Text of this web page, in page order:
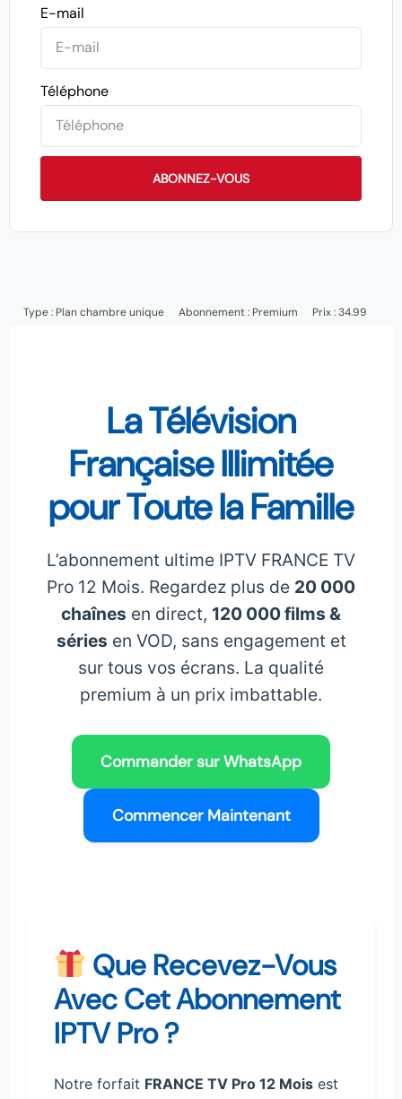
E-mail
Téléphone
ABONNEZ-VOUS
Type : Plan chambre unique Abonnement : Premium Prix : 34.99
La Télévision
Française Illimitée
pour Toute la Famille
L’abonnement ultime IPTV FRANCE TV
Pro 12 Mois. Regardez plus de 20 000
chaînes en direct, 120 000 films &
séries en VOD, sans engagement et
sur tous vos écrans. La qualité
premium à un prix imbattable.
Commander sur WhatsApp
Commencer Maintenant
Que Recevez-Vous
Avec Cet Abonnement
IPTV Pro ?
Notre forfait FRANCE TV Pro 12 Mois est